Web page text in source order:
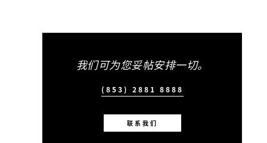
我们可为您妥帖安排一切。
(853) 2881 8888
联系我们